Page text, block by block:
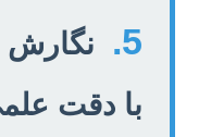
5.
نگارش
با دقت